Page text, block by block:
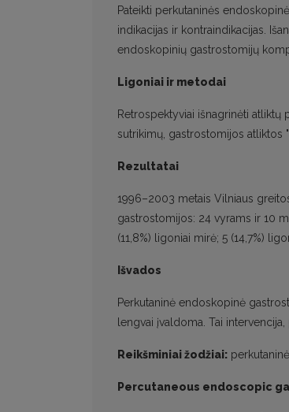
Pateikti perkutaninės
indikacijas ir kontraindikacijas.
endoskopinių gastrostomijų
Ligoniai ir metodai
Retrospektyviai išnagrinėti
sutrikimų, gastrostomijos atliktos
Rezultatai
1996–2003 metais Vilniaus
gastrostomijos: 24 vyrams ir 10
(11,8%) ligoniai mirė; 5 (14,7%)
Išvados
Perkutaninė endoskopinė
lengvai įvaldoma. Tai
Reikšminiai žodžiai:
Percutaneous endoscopic